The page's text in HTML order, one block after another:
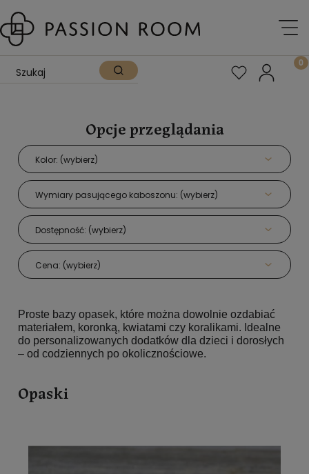
Opcje przeglądania
Kolor: (wybierz)
Wymiary pasującego kaboszonu: (wybierz)
Dostępność: (wybierz)
Cena: (wybierz)
Proste bazy opasek, które można dowolnie ozdabiać
materiałem, koronką, kwiatami czy koralikami. Idealne
do personalizowanych dodatków dla dzieci i dorosłych
– od codziennych po okolicznościowe.
Opaski